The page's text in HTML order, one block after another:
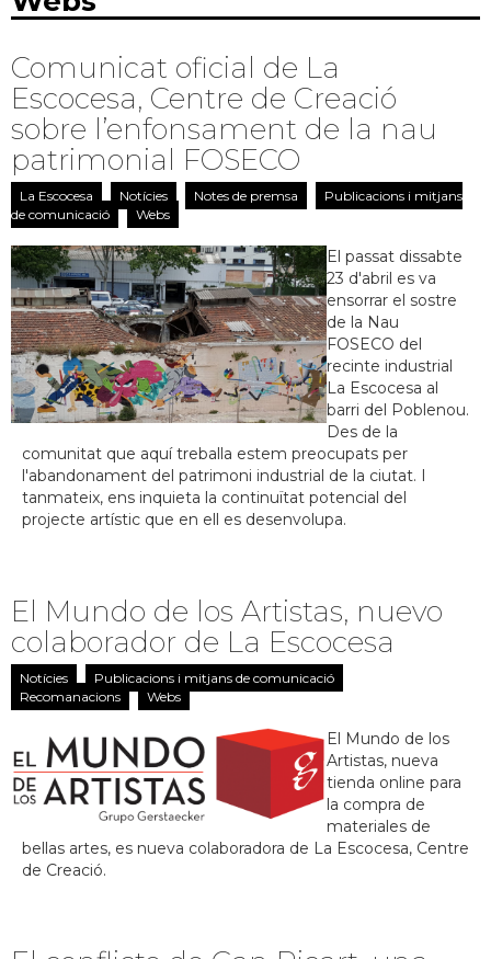
Comunicat oficial de La
Escocesa, Centre de Creació
sobre l’enfonsament de la nau
patrimonial FOSECO
La Escocesa Notícies Notes de premsa
Publicacions i mitjans
de comunicació
Webs
El passat dissabte
23 d'abril es va
ensorrar el sostre
de la Nau
FOSECO del
recinte industrial
La Escocesa al
barri del Poblenou.
Des de la
comunitat que aquí treballa estem preocupats per
l'abandonament del patrimoni industrial de la ciutat. I
tanmateix, ens inquieta la continuïtat potencial del
projecte artístic que en ell es desenvolupa.
El Mundo de los Artistas, nuevo
colaborador de La Escocesa
Notícies
Publicacions i mitjans de comunicació
Recomanacions
Webs
El Mundo de los
Artistas, nueva
tienda online para
la compra de
materiales de
bellas artes, es nueva colaboradora de La Escocesa, Centre
de Creació.